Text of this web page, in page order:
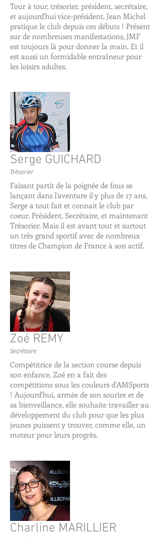
Tour à tour, trésorier, président, secrétaire,
et aujourd'hui vice-président, Jean Michel
pratique le club depuis ces débuts ! Présent
sur de nombreuses manifestations, JMF
est toujours là pour donner la main. Et il
est aussi un formidable entraîneur pour
les loisirs adultes.
Serge GUICHARD
Trésorier
Faisant partit de la poignée de fous se
lançant dans l'aventure il y plus de 17 ans,
Serge a tout fait et connait le club par
coeur. Président, Secrétaire, et maintenant
Trésorier. Mais il est avant tout et surtout
un très grand sportif avec de nombreux
titres de Champion de France à son actif.
Zoé REMY
Secrétaire
Compétitrice de la section course depuis
son enfance, Zoé en a fait des
compétitions sous les couleurs d'AMSports
! Aujourd'hui, armée de son sourire et de
sa bienveillance, elle souhaite travailler au
développement du club pour que les plus
jeunes puissent y trouver, comme elle, un
moteur pour leurs progrès.
Charline MARILLIER